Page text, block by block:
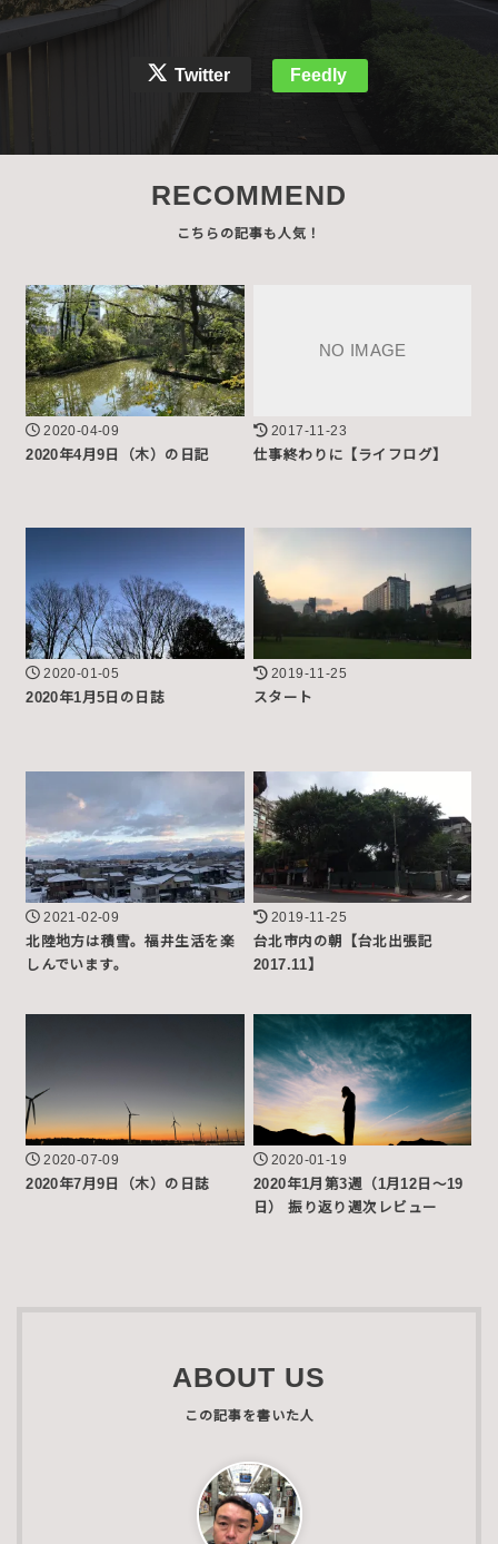
Twitter Feedly
RECOMMEND
2020-04-09
2020年4月9日（木）の日記
2017-11-23
仕事終わりに【ライフログ】
2020-01-05
2020年1月5日の日誌
2019-11-25
スタート
2021-02-09
北陸地方は積雪。福井生活を楽
しんでいます。
2019-11-25
台北市内の朝【台北出張記
2017.11】
2020-07-09
2020年7月9日（木）の日誌
2020-01-19
2020年1月第3週（1月12日〜19
日） 振り返り週次レビュー
ABOUT US